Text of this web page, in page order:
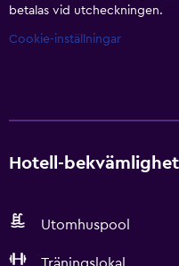
betalas vid utcheckningen.
Cookie-inställningar
Hotell-
Utomhuspool